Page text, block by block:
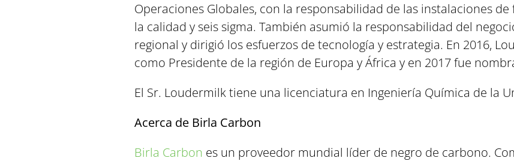
Operaciones Globales, con la responsabilidad de las instalaciones
la calidad y seis sigma. También asumió la responsabilidad del
regional y dirigió los esfuerzos de tecnología y estrategia. En 2016,
como Presidente de la región de Europa y África y en 2017 fue
El Sr. Loudermilk tiene una licenciatura en Ingeniería Química de la
Acerca de Birla Carbon
Birla Carbon es un proveedor mundial líder de negro de carbono.